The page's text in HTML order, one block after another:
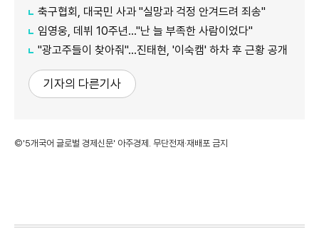
축구협회, 대국민 사과 "실망과 걱정 안겨드려 죄송"
임영웅, 데뷔 10주년…"난 늘 부족한 사람이었다"
"광고주들이 찾아줘"…진태현, '이숙캠' 하차 후 근황 공개
기자의 다른기사
©'5개국어 글로벌 경제신문' 아주경제. 무단전재·재배포 금지